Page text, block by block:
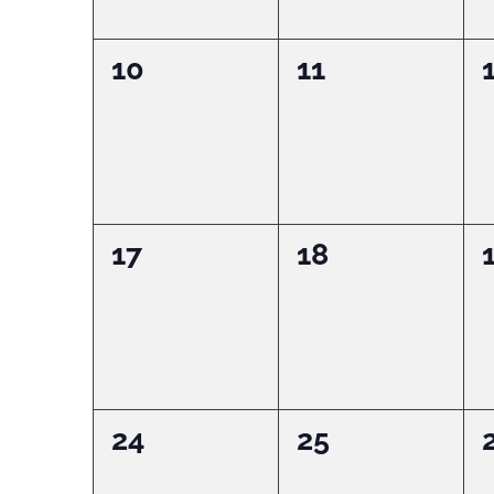
0
10
0
11
0
17
0
18
0
24
0
25